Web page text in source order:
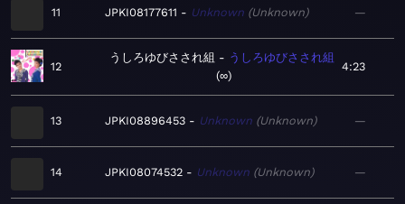
11 JPKI08177611 Unknown Unknown —
12
うしろゆびさされ組
うしろゆびさされ組
∞
4:23
13 JPKI08896453 Unknown Unknown —
14 JPKI08074532 Unknown Unknown —